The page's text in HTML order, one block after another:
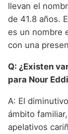
llevan el
de 41.8 años.
es un nombre
con una
Q: ¿Existen
para Nour
A: El
ámbito
apelativos